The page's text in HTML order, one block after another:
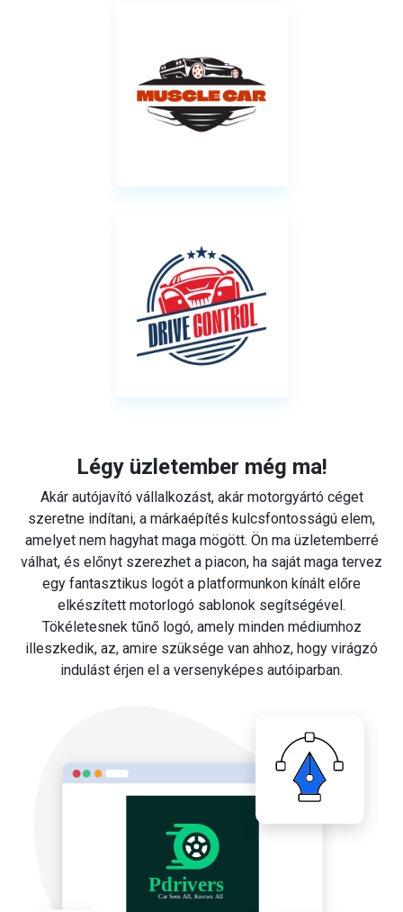
Légy üzletember még ma!
Akár autójavító vállalkozást, akár motorgyártó céget
szeretne indítani, a márkaépítés kulcsfontosságú elem,
amelyet nem hagyhat maga mögött. Ön ma üzletemberré
válhat, és előnyt szerezhet a piacon, ha saját maga tervez
egy fantasztikus logót a platformunkon kínált előre
elkészített motorlogó sablonok segítségével.
Tökéletesnek tűnő logó, amely minden médiumhoz
illeszkedik, az, amire szüksége van ahhoz, hogy virágzó
indulást érjen el a versenyképes autóiparban.